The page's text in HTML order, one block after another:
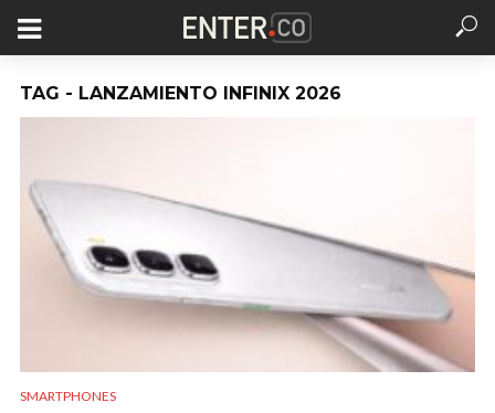
TAG - LANZAMIENTO INFINIX 2026
SMARTPHONES